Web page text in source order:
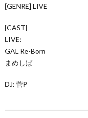
[GENRE] LIVE
[CAST]
LIVE:
GAL Re-Born
まめしば
DJ: 菅P